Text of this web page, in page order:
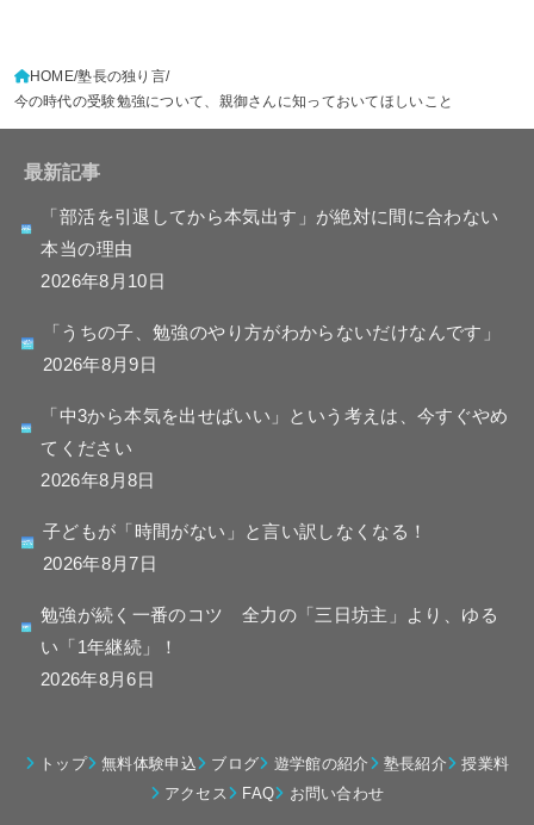
HOME 塾長の独り言
今の時代の受験勉強について、親御さんに知っておいてほしいこと
最新記事
「部活を引退してから本気出す」が絶対に間に合わない
本当の理由
2026年8月10日
「うちの子、勉強のやり方がわからないだけなんです」
2026年8月9日
「中3から本気を出せばいい」という考えは、今すぐやめ
てください
2026年8月8日
子どもが「時間がない」と言い訳しなくなる！
2026年8月7日
勉強が続く一番のコツ 全力の「三日坊主」より、ゆる
い「1年継続」！
2026年8月6日
トップ 無料体験申込 ブログ 遊学館の紹介 塾長紹介
授業料
アクセス
FAQ お問い合わせ